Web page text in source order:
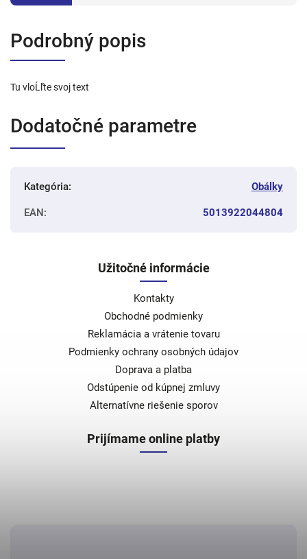
Podrobný popis
Tu vloĹľte svoj text
Dodatočné parametre
Kategória: Obálky
EAN: 5013922044804
Užitočné informácie
Kontakty
Obchodné podmienky
Reklamácia a vrátenie tovaru
Podmienky ochrany osobných údajov
Doprava a platba
Odstúpenie od kúpnej zmluvy
Alternatívne riešenie sporov
Prijímame online platby